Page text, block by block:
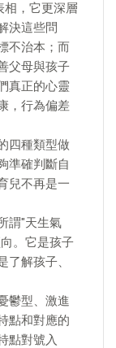
相，它更深層
決這些問
不治本；而
父母與孩子
真正的心靈
，行為偏差
四種類型做
準確判斷自
兒不再是一
謂"天生氣
。它是孩子
解孩子、
鬱型、激進
點和對應的
點對號入